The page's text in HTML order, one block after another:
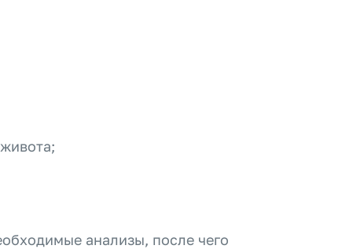
анализы, после чего